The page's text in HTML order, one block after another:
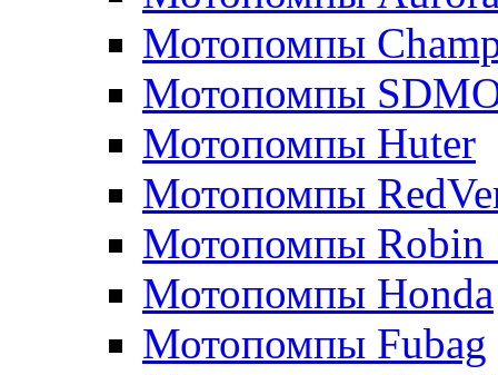
Мотопомпы
Мотопомпы
Мотопомпы Huter
Мотопомпы
Мотопомпы Robin
Мотопомпы Honda
Мотопомпы Fubag